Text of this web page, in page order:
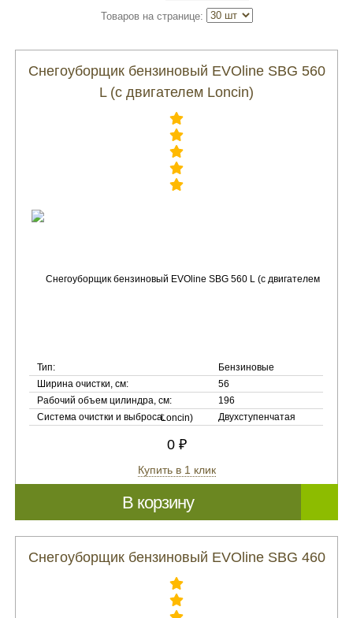
Товаров на странице:
Снегоуборщик бензиновый EVOline SBG 560
L (с двигателем Loncin)
Тип:
Бензиновые
Ширина очистки, см:
56
Рабочий объем цилиндра, см:
196
Система очистки и выброса:
Двухступенчатая
0 ₽
Купить в 1 клик
В корзину
Снегоуборщик бензиновый EVOline SBG 460